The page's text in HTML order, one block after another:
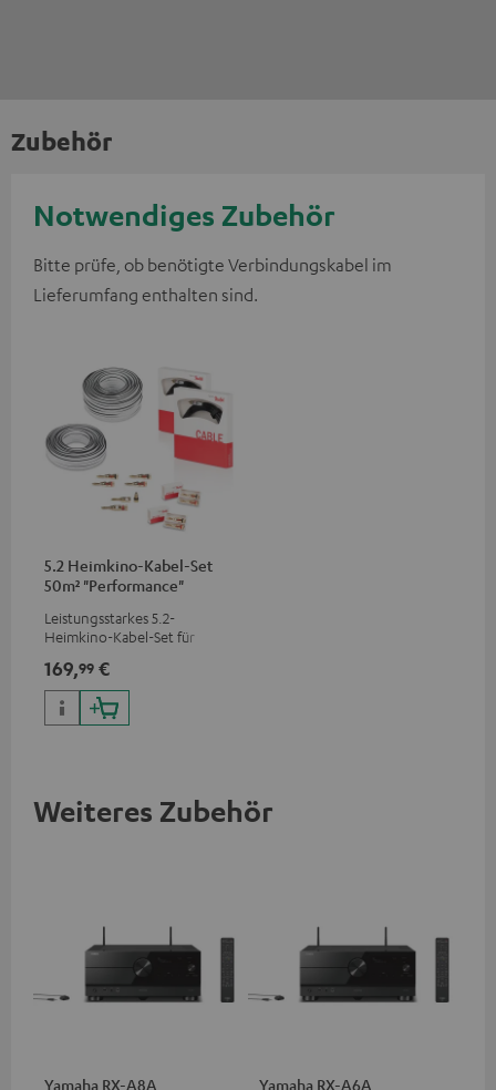
Zubehör
Notwendiges Zubehör
Bitte prüfe, ob benötigte Verbindungskabel im
Lieferumfang enthalten sind.
5.2 Heimkino-Kabel-Set
50m² "Performance"
Leistungsstarkes 5.2-
Heimkino-Kabel-Set für
169,99 €
Weiteres Zubehör
Yamaha RX-A8A Yamaha RX-A6A